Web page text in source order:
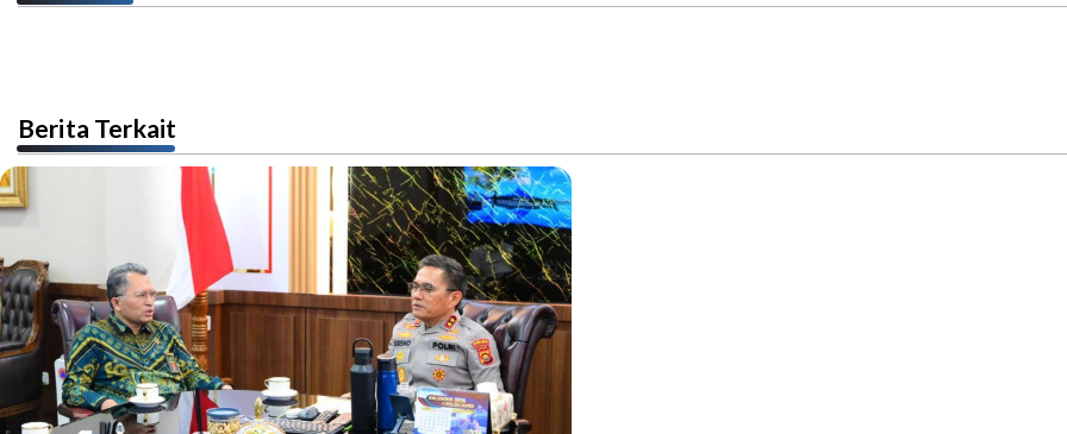
Berita Terkait